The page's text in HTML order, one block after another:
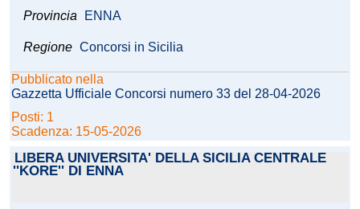
Provincia ENNA
Regione Concorsi in Sicilia
Pubblicato nella
Gazzetta Ufficiale Concorsi numero 33 del 28-04-2026
Posti: 1
Scadenza: 15-05-2026
LIBERA UNIVERSITA' DELLA SICILIA CENTRALE
''KORE'' DI ENNA